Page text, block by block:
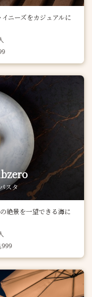
ニーズをカジュアルに
スタ
絶景を一望できる海に